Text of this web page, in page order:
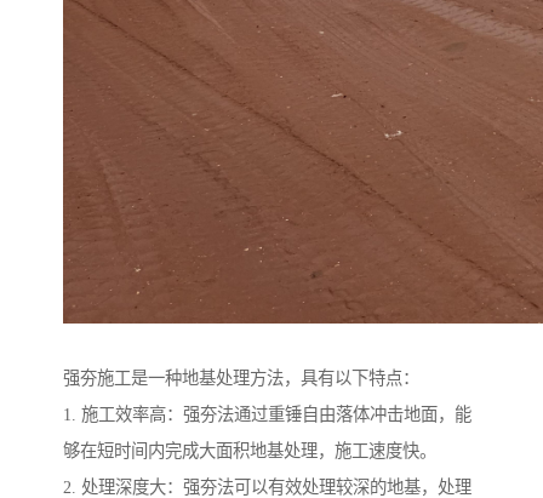
强夯施工是一种地基处理方法，具有以下特点：
1. 施工效率高：强夯法通过重锤自由落体冲击地面，能
够在短时间内完成大面积地基处理，施工速度快。
2. 处理深度大：强夯法可以有效处理较深的地基，处理